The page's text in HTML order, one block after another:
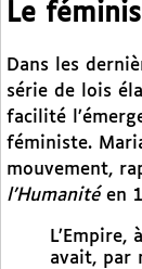
Le
Dans les
série de lois
facilité
féministe.
mouvement,
l’Humanitéen
avait, par